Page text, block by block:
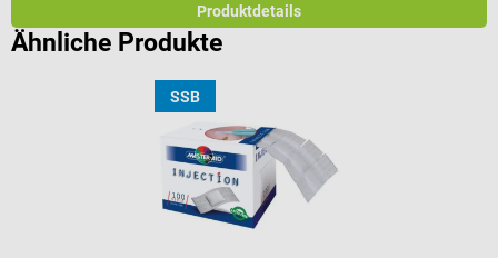
Produktdetails
Ähnliche Produkte
SSB